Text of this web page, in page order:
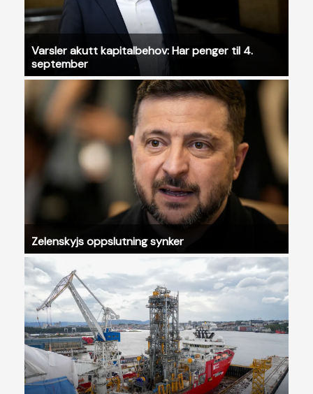
Varsler akutt kapitalbehov: Har penger til 4.
september
Zelenskyjs oppslutning synker